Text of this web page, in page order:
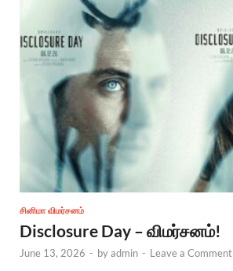
சினிமா விமர்சனம்
Disclosure Day – விமர்சனம்!
June 13, 2026 - byadmin - Leave a Comment